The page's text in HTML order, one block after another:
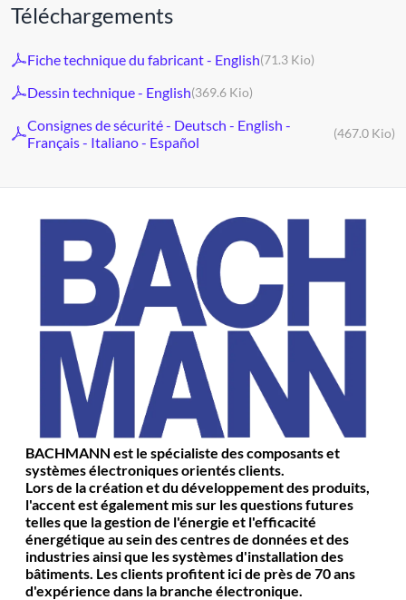
Téléchargements
Fiche technique du fabricant - English(71.3 Kio)
Dessin technique - English(369.6 Kio)
Consignes de sécurité - Deutsch - English -
Français - Italiano - Español
(467.0 Kio)
BACHMANN est le spécialiste des composants et
systèmes électroniques orientés clients.
Lors de la création et du développement des produits,
l'accent est également mis sur les questions futures
telles que la gestion de l'énergie et l'efficacité
énergétique au sein des centres de données et des
industries ainsi que les systèmes d'installation des
bâtiments. Les clients profitent ici de près de 70 ans
d'expérience dans la branche électronique.